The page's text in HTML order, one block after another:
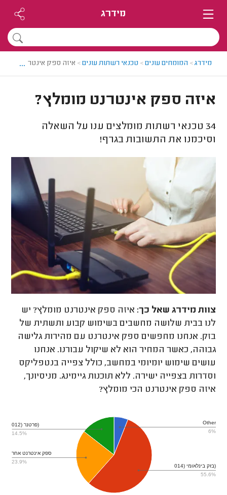
מידרג
מידרג> המומחים עונים> טכנאי רשתות עונים> איזה ספק אינטרנט
...
איזה ספק אינטרנט מומלץ?
34 טכנאי רשתות מומלצים ענו על השאלה
וסיכמנו את התשובות בגרף!
צוות מידרג שאל כך: איזה ספק אינטרנט מומלץ? יש
לנו בבית שלושה מחשבים בשימוש קבוע ותשתית של
בזק. אנחנו מחפשים ספק אינטרנט עם מהירות גלישה
גבוהה, כאשר המחיר הוא לא שיקול עבורנו. אנחנו
עושים שימוש יומיומי במחשב, כולל צפייה בנטפליקס
וסדרות בצפייה ישירה. ללא תוכנות גיימינג. מניסיונך,
איזה ספק אינטרנט הכי מומלץ?
Other
6%
בזק בינלאומי (014)
55.6%
ספק אינטרנט אחר
23.9%
פרטנר (012)
14.5%